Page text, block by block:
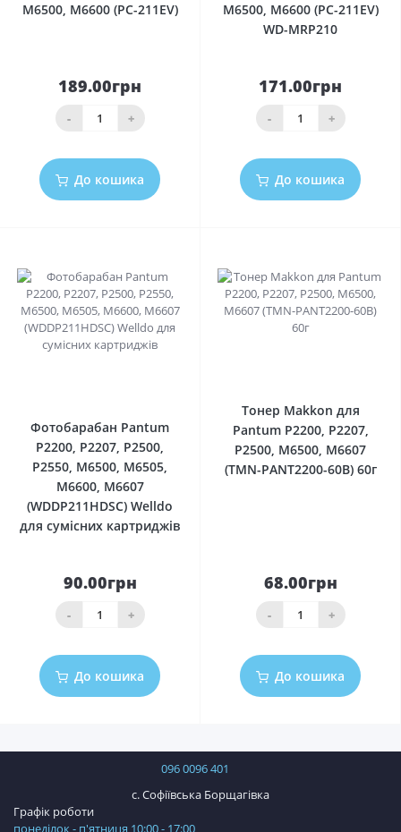
M6500, M6600 (PC-211EV)
189.00грн
- +
До кошика
M6500, M6600 (PC-211EV)
WD-MRP210
171.00грн
- +
До кошика
Фотобарабан Pantum
P2200, P2207, P2500,
P2550, M6500, M6505,
M6600, M6607
(WDDP211HDSC) Welldo
для сумісних картриджів
90.00грн
- +
До кошика
Тонер Makkon для
Pantum P2200, P2207,
P2500, M6500, M6607
(TMN-PANT2200-60B) 60г
68.00грн
- +
До кошика
096 0096 401
с. Софіївська Борщагівка
Графік роботи
понеділок - п'ятниця 10:00 - 17:00